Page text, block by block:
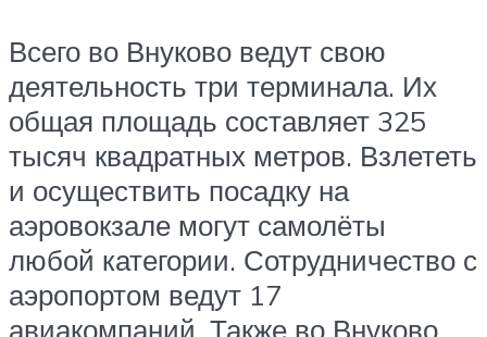
Всего во Внуково ведут свою
деятельность три терминала. Их
общая площадь составляет 325
тысяч квадратных метров. Взлететь
и осуществить посадку на
аэровокзале могут самолёты
любой категории. Сотрудничество с
аэропортом ведут 17
авиакомпаний. Также во Внуково